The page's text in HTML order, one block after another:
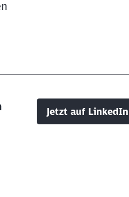
Jetzt auf